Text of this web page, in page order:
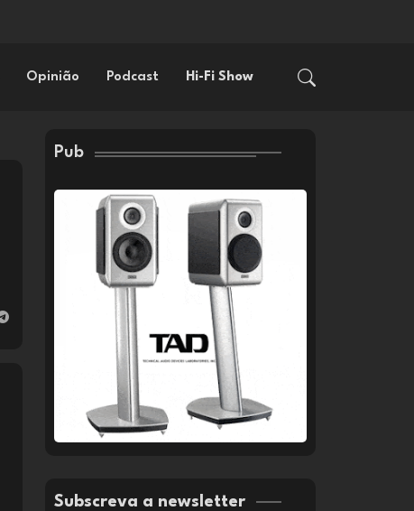
Opinião Podcast Hi-Fi Show
Pub
Subscreva a newsletter